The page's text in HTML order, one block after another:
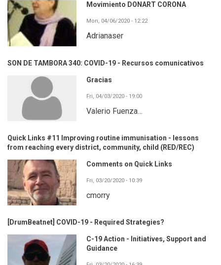
Movimiento DONART CORONA
Mon, 04/06/2020 - 12:22
Adrianaser
SON DE TAMBORA 340: COVID-19 - Recursos comunicativos
Gracias
Fri, 04/03/2020 - 19:00
Valerio Fuenza…
Quick Links #11 Improving routine immunisation - lessons
from reaching every district, community, child (RED/REC)
Comments on Quick Links
Fri, 03/20/2020 - 10:39
cmorry
[DrumBeatnet] COVID-19 - Required Strategies?
C-19 Action - Initiatives, Support and
Guidance